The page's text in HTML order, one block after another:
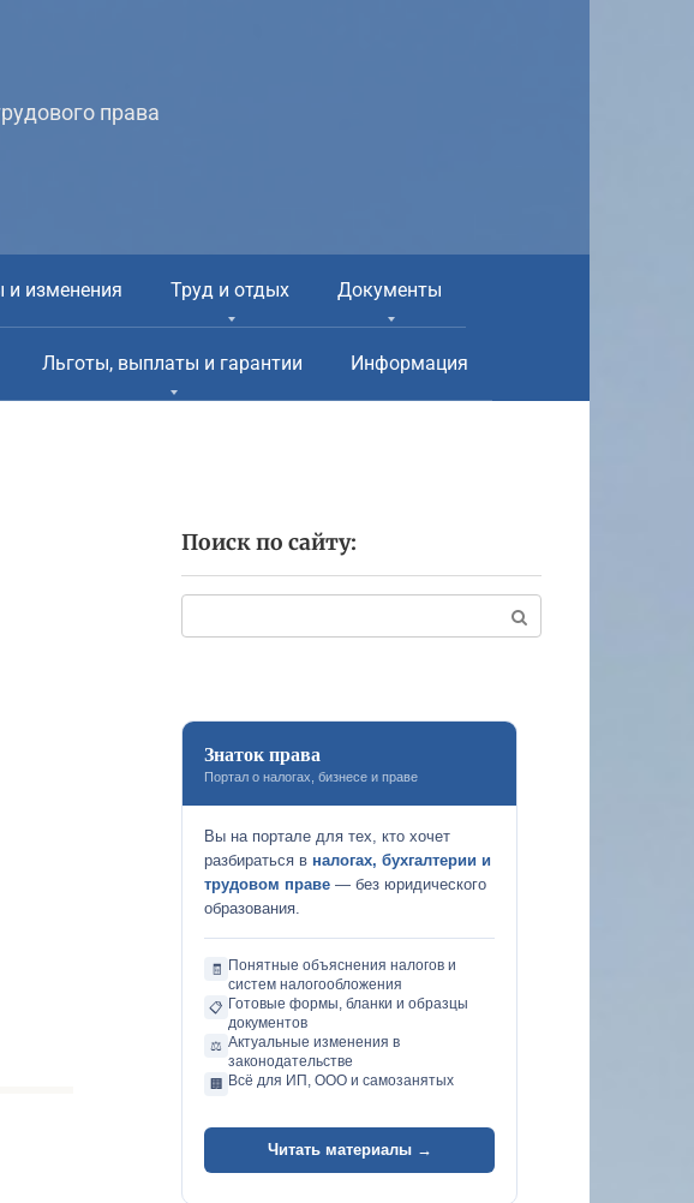
права
и изменения Труд и отдых Документы
Льготы, выплаты и гарантии Информация
Поиск по сайту:
Знаток права
Портал о налогах, бизнесе и праве
Вы на портале для тех, кто хочет
разбираться в налогах, бухгалтерии и
трудовом праве — без юридического
образования.
🧾
Понятные объяснения налогов и
систем налогообложения
📋 Готовые формы, бланки и образцы
документов
⚖️ Актуальные изменения в
законодательстве
🏢 Всё для ИП, ООО и самозанятых
Читать материалы →